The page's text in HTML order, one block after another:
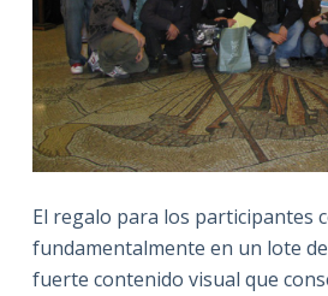
El regalo para los participantes
fundamentalmente en un lote
fuerte contenido visual que